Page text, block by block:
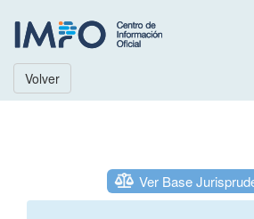
Volver
Ver Base